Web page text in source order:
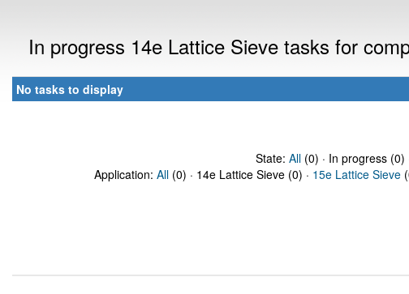
In progress 14e Lattice Sieve tasks for
No tasks to display
State: All(0) · In progress (0)
Application: All (0) · 14e Lattice Sieve (0) · 15e Lattice Sieve